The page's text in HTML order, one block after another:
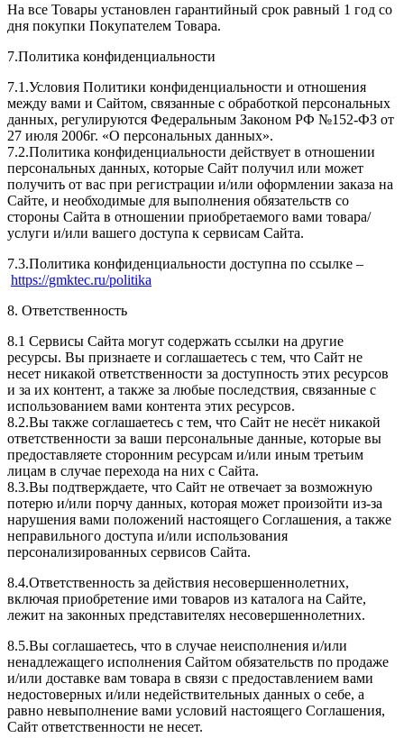
На все Товары установлен гарантийный срок равный 1 год со
дня покупки Покупателем Товара.
7.Политика конфиденциальности
7.1.Условия Политики конфиденциальности и отношения
между вами и Сайтом, связанные с обработкой персональных
данных, регулируются Федеральным Законом РФ №152-ФЗ от
27 июля 2006г. «О персональных данных».
7.2.Политика конфиденциальности действует в отношении
персональных данных, которые Сайт получил или может
получить от вас при регистрации и/или оформлении заказа на
Сайте, и необходимые для выполнения обязательств со
стороны Сайта в отношении приобретаемого вами товара/
услуги и/или вашего доступа к сервисам Сайта.
7.3.Политика конфиденциальности доступна по ссылке –
https://gmktec.ru/politika
8. Ответственность
8.1 Сервисы Сайта могут содержать ссылки на другие
ресурсы. Вы признаете и соглашаетесь с тем, что Сайт не
несет никакой ответственности за доступность этих ресурсов
и за их контент, а также за любые последствия, связанные с
использованием вами контента этих ресурсов.
8.2.Вы также соглашаетесь с тем, что Сайт не несёт никакой
ответственности за ваши персональные данные, которые вы
предоставляете сторонним ресурсам и/или иным третьим
лицам в случае перехода на них с Сайта.
8.3.Вы подтверждаете, что Сайт не отвечает за возможную
потерю и/или порчу данных, которая может произойти из-за
нарушения вами положений настоящего Соглашения, а также
неправильного доступа и/или использования
персонализированных сервисов Сайта.
8.4.Ответственность за действия несовершеннолетних,
включая приобретение ими товаров из каталога на Сайте,
лежит на законных представителях несовершеннолетних.
8.5.Вы соглашаетесь, что в случае неисполнения и/или
ненадлежащего исполнения Сайтом обязательств по продаже
и/или доставке вам товара в связи с предоставлением вами
недостоверных и/или недействительных данных о себе, а
равно невыполнение вами условий настоящего Соглашения,
Сайт ответственности не несет.